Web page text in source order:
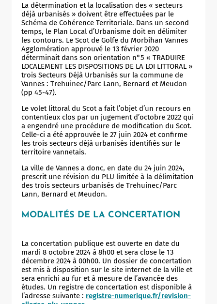
La détermination et la localisation des « secteurs
déjà urbanisés » doivent être effectuées par le
Schéma de Cohérence Territoriale. Dans un second
temps, le Plan Local d’Urbanisme doit en délimiter
les contours. Le Scot de Golfe du Morbihan Vannes
Agglomération approuvé le 13 février 2020
déterminait dans son orientation n°5 « TRADUIRE
LOCALEMENT LES DISPOSITIONS DE LA LOI LITTORAL »
trois Secteurs Déjà Urbanisés sur la commune de
Vannes : Trehuinec/Parc Lann, Bernard et Meudon
(pp 45-47).
Le volet littoral du Scot a fait l’objet d’un recours en
contentieux clos par un jugement d’octobre 2022 qui
a engendré une procédure de modification du Scot.
Celle-ci a été approuvée le 27 juin 2024 et confirme
les trois secteurs déjà urbanisés identifiés sur le
territoire vannetais.
La ville de Vannes a donc, en date du 24 juin 2024,
prescrit une révision du PLU limitée à la délimitation
des trois secteurs urbanisés de Trehuinec/Parc
Lann, Bernard et Meudon.
MODALITÉS DE LA CONCERTATION
La concertation publique est ouverte en date du
mardi 8 octobre 2024 à 8h00 et sera close le 13
décembre 2024 à 00h00. Un dossier de concertation
est mis à disposition sur le site internet de la ville et
sera enrichi au fur et à mesure de l’avancée des
études. Un registre de concertation est disponible à
l’adresse suivante : registre-numerique.fr/revision-